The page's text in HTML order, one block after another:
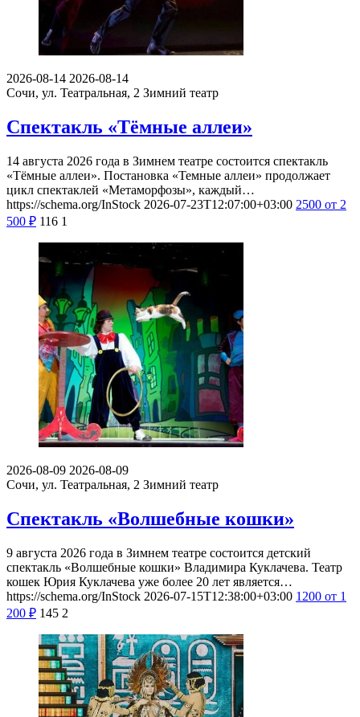
2026-08-14 2026-08-14
Сочи, ул. Театральная, 2 Зимний театр
Спектакль «Тёмные аллеи»
14 августа 2026 года в Зимнем театре состоится спектакль
«Тёмные аллеи». Постановка «Темные аллеи» продолжает
цикл спектаклей «Метаморфозы», каждый…
https://schema.org/InStock 2026-07-23T12:07:00+03:00 2500 от 2
500 ₽ 116 1
2026-08-09 2026-08-09
Сочи, ул. Театральная, 2 Зимний театр
Спектакль «Волшебные кошки»
9 августа 2026 года в Зимнем театре состоится детский
спектакль «Волшебные кошки» Владимира Куклачева. Театр
кошек Юрия Куклачева уже более 20 лет является…
https://schema.org/InStock 2026-07-15T12:38:00+03:00 1200 от 1
200 ₽ 145 2